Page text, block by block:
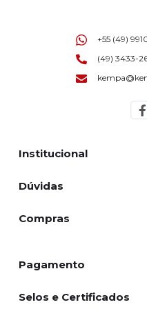
Institucional
Dúvidas
Compras
+55 (49)
(49) 3433-
Pagamento
Selos e Certificados